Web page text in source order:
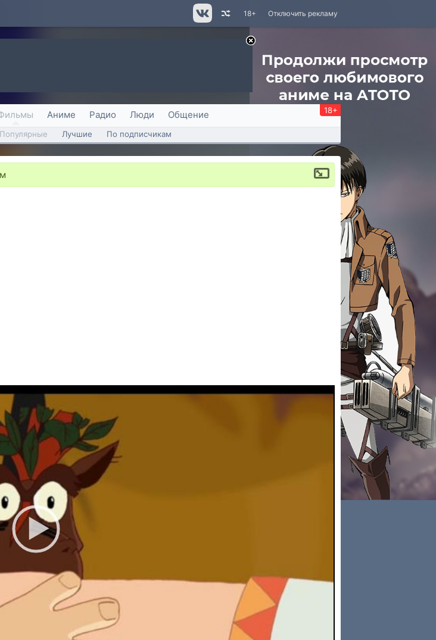
Отключить рекламу
18+
Аниме Радио Люди Общение 18+
Популярные Лучшие По подписчикам